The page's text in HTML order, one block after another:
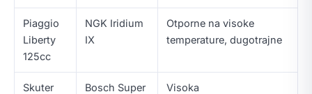
Piaggio
Liberty
125cc
NGK Iridium
IX
Otporne na visoke
temperature, dugotrajne
Skuter
Bosch Super
Visoka